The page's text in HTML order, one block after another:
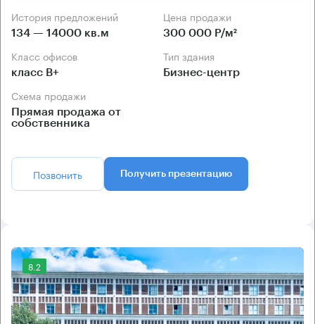
История предложений
134 — 14000 кв.м
Цена продажи
300 000 Р/м²
Класс офисов
класс B+
Тип здания
Бизнес-центр
Схема продажи
Прямая продажа от
собственника
Позвонить Получить презентацию
8.2